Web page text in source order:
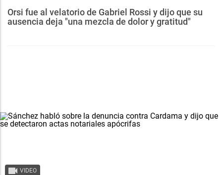
Orsi fue al velatorio de Gabriel Rossi y dijo que su
ausencia deja "una mezcla de dolor y gratitud"
VIDEO